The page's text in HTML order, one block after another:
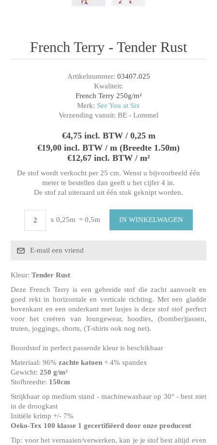
French Terry - Tender Rust
Artikelnummer: 03407.025
Kwaliteit:
French Terry 250g/m²
Merk: See You at Six
Verzending vanuit: BE - Lommel
€4,75 incl. BTW / 0,25 m
€19,00 incl. BTW / m (Breedte 1.50m)
€12,67 incl. BTW / m²
De stof wordt verkocht per 25 cm. Wenst u bijvoorbeeld één
meter te bestellen dan geeft u het cijfer 4 in.
De stof zal uiteraard uit één stuk geknipt worden.
x 0,25m = 0,5m
Kleur:Tender Rust
Deze French Terry is een gebreide stof die zacht aanvoelt en
goed rekt in horizontale en verticale richting. Met een gladde
bovenkant en een onderkant met lusjes is deze stof stof perfect
voor het creëren van loungewear, hoodies, (bomber)jassen,
truien, joggings, shorts, (T-shirts ook nog net).
Boordstof in perfect passende kleur is beschikbaar
Materiaal: 96%zachte katoen + 4% spandex
Gewicht:250 g/m²
Stofbreedte: 150cm
Strijkbaar op medium stand - machinewasbaar op 30° - best niet
in de droogkast
Initiële krimp +/- 7%
Oeko-Tex 100 klasse 1 gecertifiëerd door onze producent
Tip: voor het vernaaien/verwerken, kan je je stof best altijd even